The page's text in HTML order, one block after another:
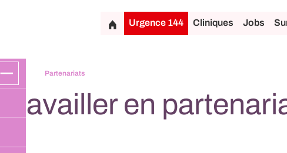
Urgence 144 Cliniques Jobs
Partenariats
Travailler en